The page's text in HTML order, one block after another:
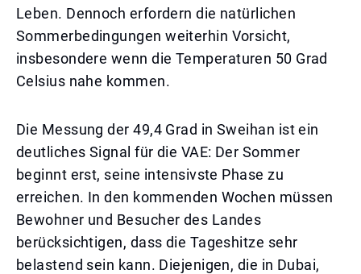
Leben. Dennoch erfordern die natürlichen
Sommerbedingungen weiterhin Vorsicht,
insbesondere wenn die Temperaturen 50 Grad
Celsius nahe kommen.
Die Messung der 49,4 Grad in Sweihan ist ein
deutliches Signal für die VAE: Der Sommer
beginnt erst, seine intensivste Phase zu
erreichen. In den kommenden Wochen müssen
Bewohner und Besucher des Landes
berücksichtigen, dass die Tageshitze sehr
belastend sein kann. Diejenigen, die in Dubai,